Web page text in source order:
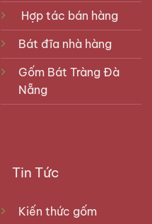
Hợp tác bán hàng
Bát đĩa nhà hàng
Gốm Bát Tràng Đà
Nẵng
Tin Tức
Kiến thức gốm